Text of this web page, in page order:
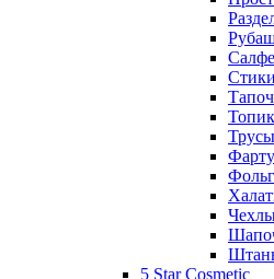
Трусы
5 Star Cosmetic